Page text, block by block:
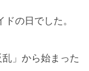
の日でした。
」から始まった